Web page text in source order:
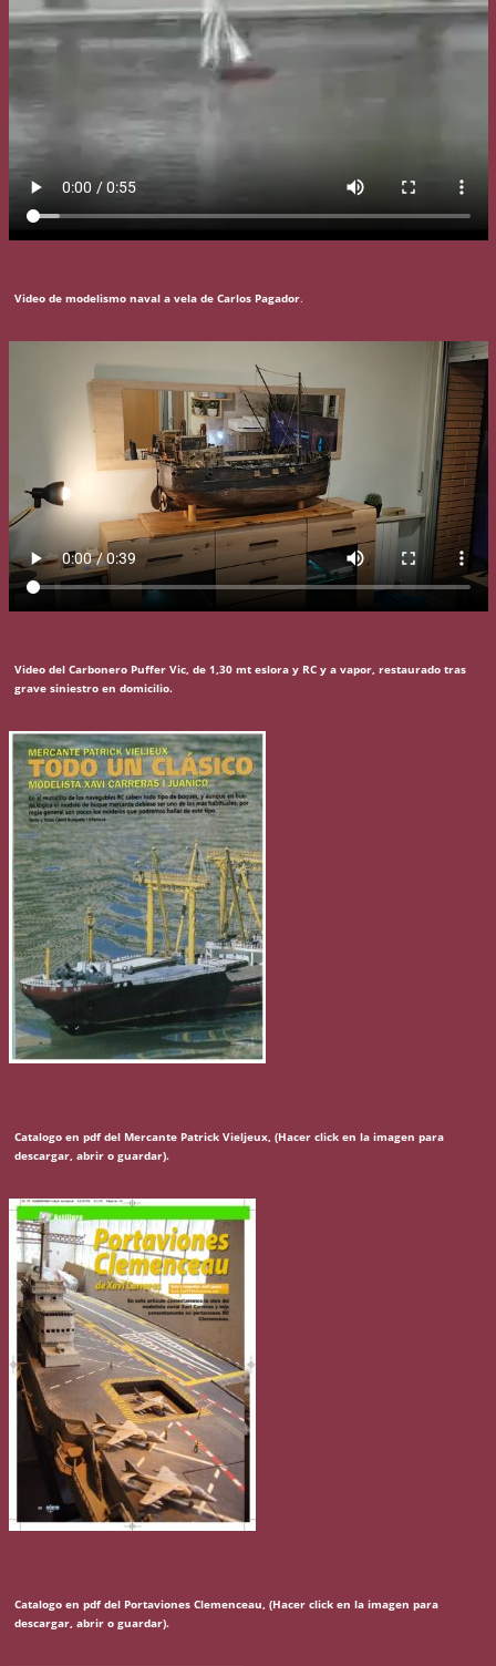
Video de modelismo naval a vela de Carlos Pagador.
Video del Carbonero Puffer Vic, de 1,30 mt eslora y RC y a vapor, restaurado tras
grave siniestro en domicilio.
Catalogo en pdf del Mercante Patrick Vieljeux, (Hacer click en la imagen para
descargar, abrir o guardar).
Catalogo en pdf del Portaviones Clemenceau, (Hacer click en la imagen para
descargar, abrir o guardar).